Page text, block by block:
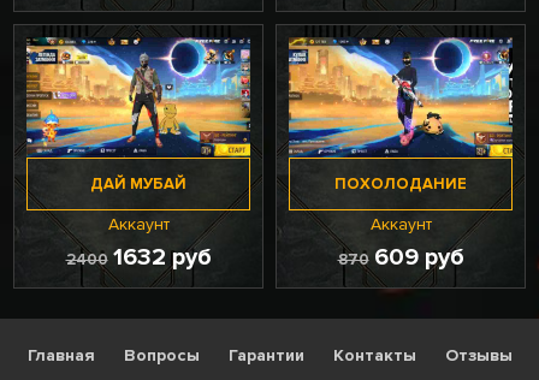
ДАЙ МУБАЙ
Аккаунт
2400 1632 руб
ПОХОЛОДАНИЕ
Аккаунт
870 609 руб
Главная Вопросы Гарантии Контакты Отзывы